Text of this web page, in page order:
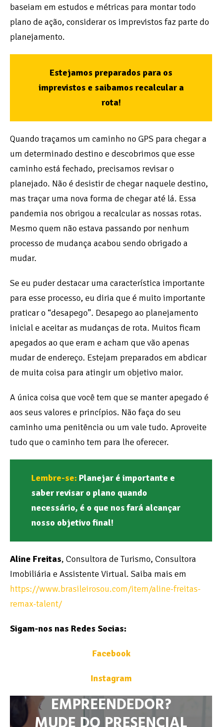
baseiam em estudos e métricas para montar todo
plano de ação, considerar os imprevistos faz parte do
planejamento.
Estejamos preparados para os
imprevistos e saibamos recalcular a
rota!
Quando traçamos um caminho no GPS para chegar a
um determinado destino e descobrimos que esse
caminho está fechado, precisamos revisar o
planejado. Não é desistir de chegar naquele destino,
mas traçar uma nova forma de chegar até lá. Essa
pandemia nos obrigou a recalcular as nossas rotas.
Mesmo quem não estava passando por nenhum
processo de mudança acabou sendo obrigado a
mudar.
Se eu puder destacar uma característica importante
para esse processo, eu diria que é muito importante
praticar o “desapego”. Desapego ao planejamento
inicial e aceitar as mudanças de rota. Muitos ficam
apegados ao que eram e acham que vão apenas
mudar de endereço. Estejam preparados em abdicar
de muita coisa para atingir um objetivo maior.
A única coisa que você tem que se manter apegado é
aos seus valores e princípios. Não faça do seu
caminho uma penitência ou um vale tudo. Aproveite
tudo que o caminho tem para lhe oferecer.
Lembre-se: Planejar é importante e
saber revisar o plano quando
necessário, é o que nos fará alcançar
nosso objetivo final!
Aline Freitas, Consultora de Turismo, Consultora
Imobiliária e Assistente Virtual. Saiba mais em
https://www.brasileirosou.com/item/aline-freitas-
remax-talent/
Sigam-nos nas Redes Socias:
Facebook
Instagram
EMPREENDEDOR?